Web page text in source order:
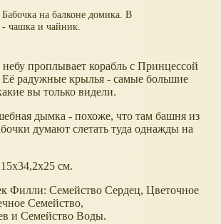
на балконе домика. В
- чашка и чайник.
проплывает корабль с Принцессой
Её радужные крылья - самые большие
вы только видели.
дымка - похоже, что там башня из
думают слетать туда однажды на
см.
Филли: Семейство Сердец, Цветочное
Семейство,
и Семейство Воды.